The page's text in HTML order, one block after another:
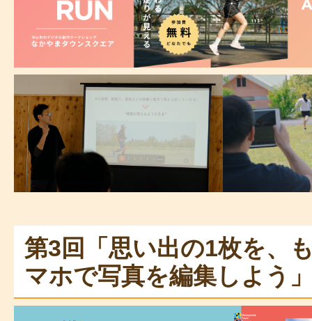
第3回「思い出の1枚を、
マホで写真を編集しよう